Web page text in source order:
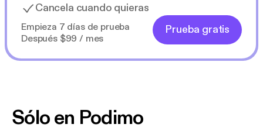
Cancela cuando quieras
Empieza 7 días de prueba
Después $99 / mes
Prueba gratis
Sólo en Podimo